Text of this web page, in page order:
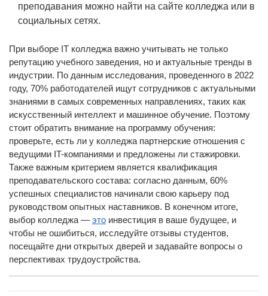
преподавания можно найти на сайте колледжа или в
социальных сетях.
При выборе IT колледжа важно учитывать не только
репутацию учебного заведения, но и актуальные тренды в
индустрии. По данным исследования, проведенного в 2022
году, 70% работодателей ищут сотрудников с актуальными
знаниями в самых современных направлениях, таких как
искусственный интеллект и машинное обучение. Поэтому
стоит обратить внимание на программу обучения:
проверьте, есть ли у колледжа партнерские отношения с
ведущими IT-компаниями и предложены ли стажировки.
Также важным критерием является квалификация
преподавательского состава: согласно данным, 60%
успешных специалистов начинали свою карьеру под
руководством опытных наставников. В конечном итоге,
выбор колледжа — это инвестиция в ваше будущее, и
чтобы не ошибиться, исследуйте отзывы студентов,
посещайте дни открытых дверей и задавайте вопросы о
перспективах трудоустройства.